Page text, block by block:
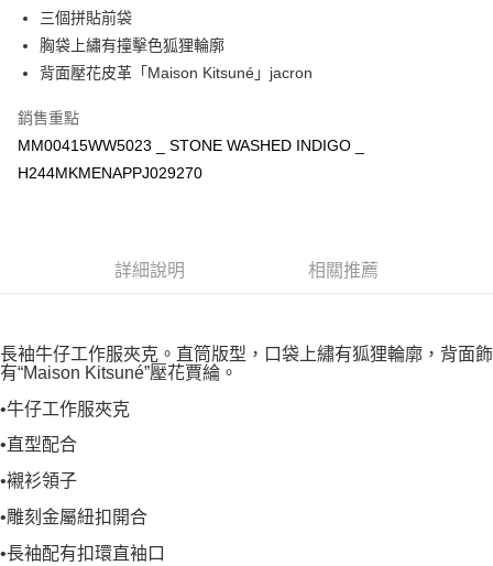
每筆NT$100，滿NT$3,000(含以上)免運費
三個拼貼前袋
胸袋上繡有撞擊色狐狸輪廓
背面壓花皮革「Maison Kitsuné」jacron
銷售重點
MM00415WW5023 _ STONE WASHED INDIGO _
H244MKMENAPPJ029270
詳細說明 相關推薦
長袖牛仔工作服夾克。直筒版型，口袋上繡有狐狸輪廓，背面飾
有“Maison Kitsuné”壓花賈綸。
•牛仔工作服夾克
•直型配合
•襯衫領子
•雕刻金屬紐扣開合
•長袖配有扣環直袖口